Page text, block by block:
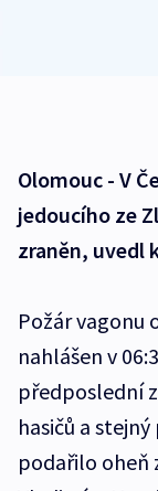
Olomouc - V
jedoucího ze
zraněn, uvedl
Požár vagonu
nahlášen v
předposlední
hasičů a
podařilo oheň